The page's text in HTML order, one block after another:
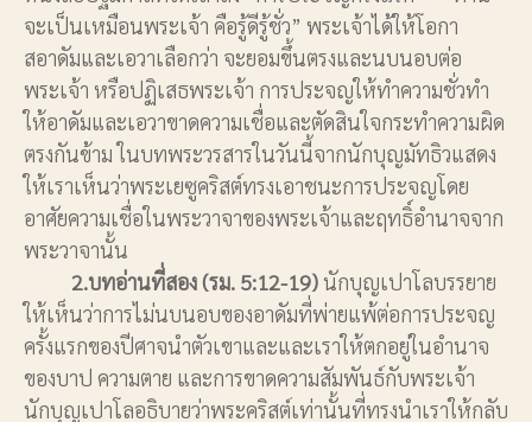
จะเป็นเหมือนพระเจ้า คือรู้ดีรู้ชั่ว” พระเจ้าได้ให้โอกา
สอาดัมและเอวาเลือกว่า จะยอมขึ้นตรงและนบนอบต่อ
พระเจ้า หรือปฏิเสธพระเจ้า การประจญให้ทำความชั่วทำ
ให้อาดัมและเอวาขาดความเชื่อและตัดสินใจกระทำความผิด
ตรงกันข้าม ในบทพระวรสารในวันนี้จากนักบุญมัทธิวแสดง
ให้เราเห็นว่าพระเยซูคริสต์ทรงเอาชนะการประจญโดย
อาศัยความเชื่อในพระวาจาของพระเจ้าและฤทธิ์อำนาจจาก
พระวาจานั้น
2.บทอ่านที่สอง (รม. 5:12-19)นักบุญเปาโลบรรยาย
ให้เห็นว่าการไม่นบนอบของอาดัมที่พ่ายแพ้ต่อการประจญ
ครั้งแรกของปีศาจนำตัวเขาและและเราให้ตกอยู่ในอำนาจ
ของบาป ความตาย และการขาดความสัมพันธ์กับพระเจ้า
นักบุญเปาโลอธิบายว่าพระคริสต์เท่านั้นที่ทรงนำเราให้กลับ